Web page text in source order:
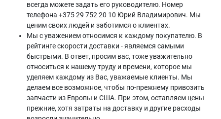
всегда можете задать его руководителю. Номер
телефона +375 29 752 20 10 Юрий Владимирович. Мы
ценим своих людей и заботимся о клиентах.
Мы с уважением относимся к каждому покупателю. В
рейтинге скорости доставки - являемся самыми
быстрыми. В ответ, просим вас, тоже уважительно
относиться к нашему труду и времени, которое мы
уделяем каждому из Вас, уважаемые клиенты. Мы
делаем все возможное, чтобы по-прежнему привозить
запчасти из Европы и США. При этом, оставляем цены
прежние, хотя затраты на доставку и другие расходы